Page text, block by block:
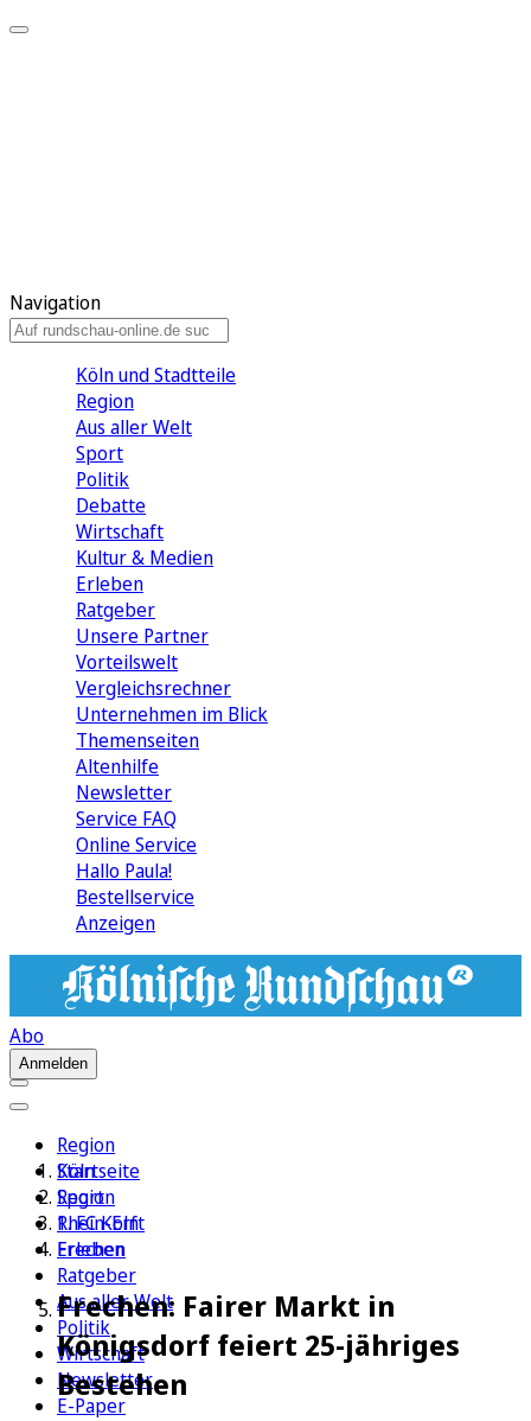
Navigation
Köln und Stadtteile
Region
Aus aller Welt
Sport
Politik
Debatte
Wirtschaft
Kultur & Medien
Erleben
Ratgeber
Unsere Partner
Vorteilswelt
Vergleichsrechner
Unternehmen im Blick
Themenseiten
Altenhilfe
Newsletter
Service FAQ
Online Service
Hallo Paula!
Bestellservice
Anzeigen
Abo
Anmelden
Region
Köln
Sport
1. FC Köln
Erleben
Ratgeber
Aus aller Welt
Politik
Wirtschaft
Newsletter
E-Paper
Startseite
Region
Rhein-Erft
Frechen
Frechen: Fairer Markt in
Königsdorf feiert 25-jähriges
Bestehen